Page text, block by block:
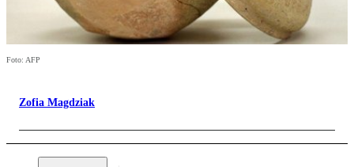
Foto: AFP
Zofia Magdziak